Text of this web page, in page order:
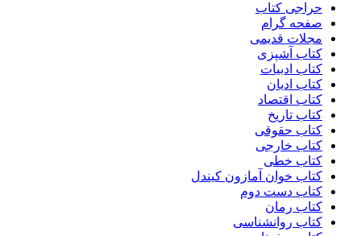
حراجی کتاب
صفحه گرام
مجلات قدیمی
کتاب آشپزی
کتاب ادبیات
کتاب ادیان
کتاب اقتصاد
کتاب تاریخ
کتاب حقوقی
کتاب خارجی
کتاب خطی
کتاب خوان آمازون کیندل
کتاب دست دوم
کتاب رمان
کتاب روانشناسی